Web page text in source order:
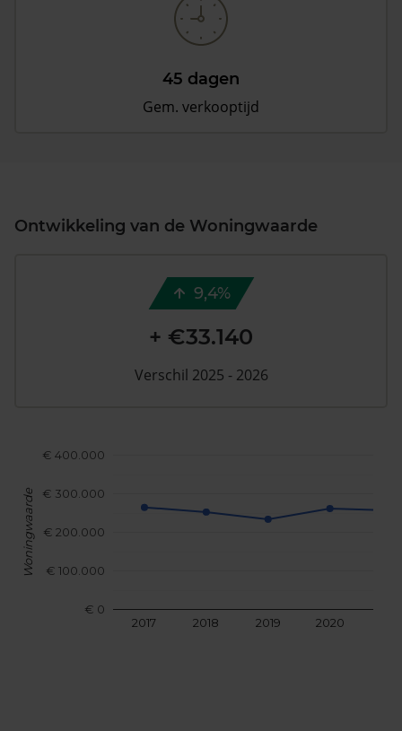
45 dagen
Gem. verkooptijd
Ontwikkeling van de Woningwaarde
2017 2018 2019 2020
€ 0
€ 100.000
€ 200.000
€ 300.000
€ 400.000
Woningwaarde
9,4%
+ €33.140
Verschil 2025 - 2026